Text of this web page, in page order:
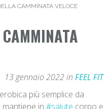
CAMMINATA VELOCE
13 gennaio 2022 in FEEL FIT
più semplice da
in #salute corpo e